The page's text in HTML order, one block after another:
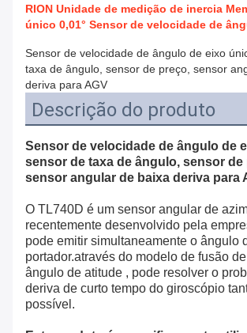
RION Unidade de medição de inercia
único 0,01° Sensor de velocidade de
Sensor de velocidade de ângulo de eixo
taxa de ângulo, sensor de preço, sensor
deriva para AGV
Descrição do produto
Sensor de velocidade de ângulo de
sensor de taxa de ângulo, sensor de
sensor angular de baixa deriva para
O TL740D é um sensor angular de
recentemente desenvolvido pela
pode emitir simultaneamente o ângulo
portador.através do modelo de fusão
ângulo de atitude , pode resolver o
deriva de curto tempo do giroscópio
possível.